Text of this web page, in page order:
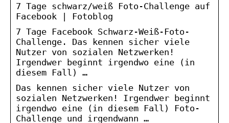
7 Tage schwarz/weiß Foto-Challenge auf
Facebook | Fotoblog
7 Tage Facebook Schwarz-Weiß-Foto-
Challenge. Das kennen sicher viele
Nutzer von sozialen Netzwerken!
Irgendwer beginnt irgendwo eine (in
diesem Fall) …
Das kennen sicher viele Nutzer von
sozialen Netzwerken! Irgendwer beginnt
irgendwo eine (in diesem Fall) Foto-
Challenge und irgendwann …